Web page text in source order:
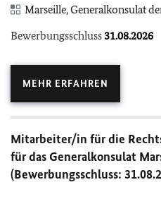
Marseille, Generalkonsulat
Bewerbungsschluss 31.08.2026
MEHR ERFAHREN
Mitarbeiter/in für die
für das Generalkonsulat
(Bewerbungsschluss: